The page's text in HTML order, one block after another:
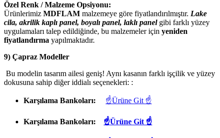
Özel Renk / Malzeme Opsiyonu:
Ürünlerimiz MDFLAM malzemeye göre fiyatlandırılmıştır. Lake
cila, akrilik kaplı panel, boyalı panel, laklı panel gibi farklı yüzey
uygulamaları talep edildiğinde, bu malzemeler için yeniden
fiyatlandırma yapılmaktadır.
9) Çapraz Modeller
Bu modelin tasarım ailesi geniş! Aynı kasanın farklı işçilik ve yüzey
dokusuna sahip diğer iddialı seçenekleri: :
Karşılama Bankoları: ☝Ürüne Git ☝
Karşılama Bankoları: ☝Ürüne Git ☝